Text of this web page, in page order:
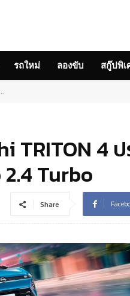
รถใหม่ ลองขับ สกู๊ปพิเ
TRITON 4 ป
Turbo
Share